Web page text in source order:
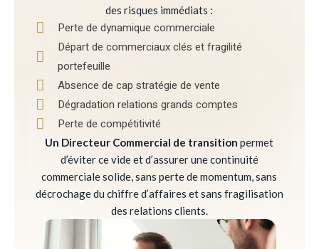
des risques immédiats :
Perte de dynamique commerciale
Départ de commerciaux clés et fragilité
portefeuille
Absence de cap stratégie de vente
Dégradation relations grands comptes
Perte de compétitivité
Un Directeur Commercial de transition permet
d’éviter ce vide et d’assurer une continuité
commerciale solide, sans perte de momentum, sans
décrochage du chiffre d’affaires et sans fragilisation
des relations clients.